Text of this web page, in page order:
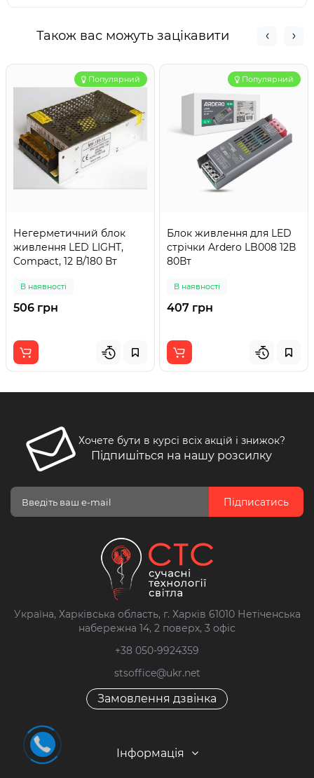
Також вас можуть зацікавити
Популярний
Негерметичний блок
живлення LED LIGHT,
Compact, 12 В/180 Вт
В наявності
506 грн
Популярний
Блок живлення для LED
стрічки Ardero LB008 12В
80Вт
В наявності
407 грн
Хочете бути в курсі всіх акцій і знижок?
Підпишіться на нашу розсилку
Підписатись
Україна, Харківська область, г. Харків 61010 Нетіченська
набережна 14, 2 поверх, 3 офіс
+38 050-9924359
stsoffice@ukr.net
Замовлення дзвінка
Інформація